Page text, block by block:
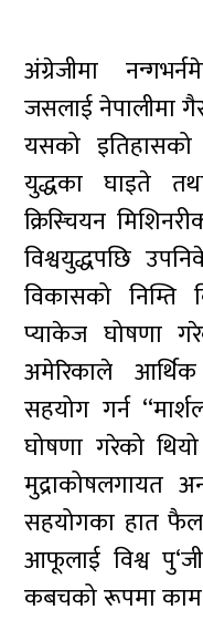
अंग्रेजीमा
जसलाई नेपालीमा
यसको इतिहासको
युद्धका घाइते
क्रिस्चियन
विश्वयुद्धपछि
विकासको
प्याकेज घोषणा
अमेरिकाले
सहयोग गर्न
घोषणा गरेको
मुद्राकोषलगायत
सहयोगका हात
आफूलाई विश्व
कबचको रूपमा काम